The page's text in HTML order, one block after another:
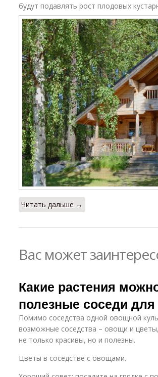
будут подавлять рост плодовых
Читать дальше →
Вас может
Какие растения
полезные соседи
Помимо соседства одной овощной
возможные соседства – овощи и
не только красивы, но и полезны.
Цветы в соседстве с овощами.